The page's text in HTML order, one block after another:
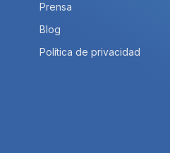
Prensa
Blog
Política de privacidad